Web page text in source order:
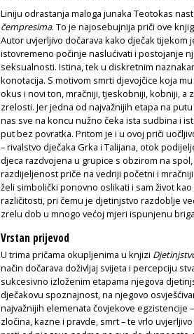
Liniju odrastanja maloga junaka Teotokas
čempresima. To je najosebujnija priči ove
Autor uvjerljivo dočarava kako dječak
istovremeno počinje naslućivati i postojanje
seksualnosti. Istina, tek u diskretnim
konotacija. S motivom smrti djevojčice koja
okus i novi ton, mračniji, tjeskobniji, kobniji, a
zrelosti. Jer jedna od najvažnijih etapa na
nas sve na koncu nužno čeka ista sudbina i
put bez povratka. Pritom je i u ovoj priči
– rivalstvo dječaka Grka i Talijana, otok
djeca razdvojena u grupice s obzirom na
razdijeljenost priče na vedriji početni i
želi simbolički ponovno oslikati i sam život
različitosti, pri čemu je djetinjstvo razdoblje
zrelu dob u mnogo većoj mjeri ispunjenu
Vrstan prijevod
U trima pričama okupljenima u knjizi
način dočarava doživljaj svijeta i percepciju
sukcesivno izloženim etapama njegova
dječakovu spoznajnost, na njegovo
najvažnijih elemenata čovjekove egzistencije
zločina, kazne i pravde, smrt – te vrlo